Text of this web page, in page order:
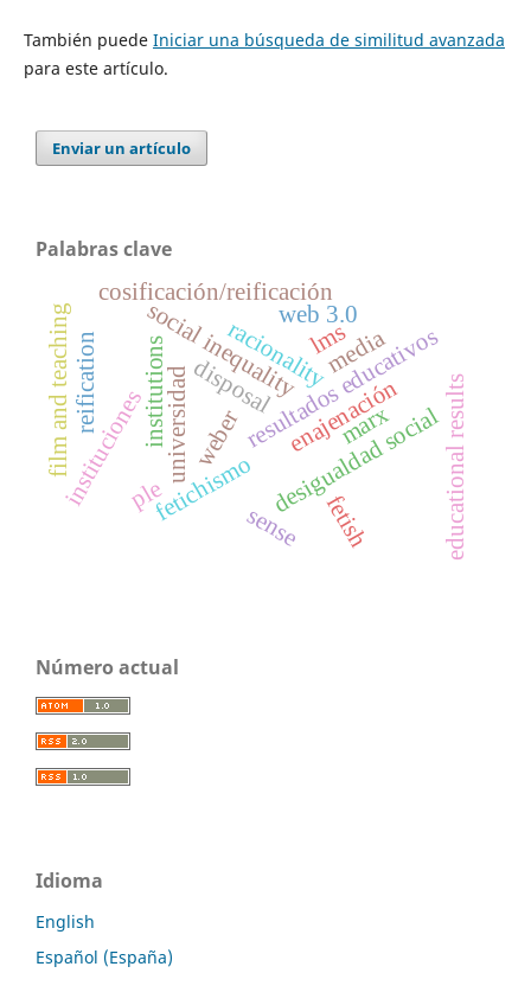
También puede Iniciar una búsqueda de similitud avanzada
para este artículo.
Enviar un artículo
Palabras clave
universidad
fetichismo
resultados educativos
social inequality
desigualdad social
racionality
weber
institutions
instituciones
fetish
disposal
reification enajenación
cosificación/reificación
marx educational results
media
film and teaching
ple
lms
web 3.0
sense
Número actual
Idioma
English
Español (España)